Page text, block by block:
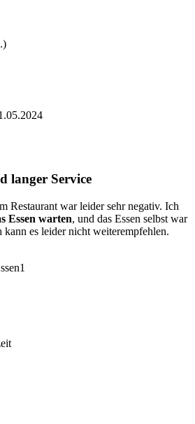
langer Service
Restaurant war leider sehr negativ. Ich
Essen warten, und das Essen selbst war
kann es leider nicht weiterempfehlen.
1